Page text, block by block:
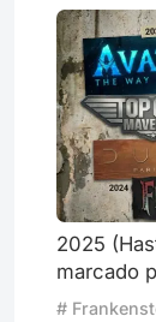
2025
marcado
#